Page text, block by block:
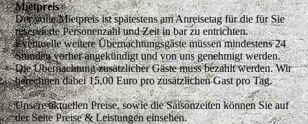
Mietpreis
Der volle Mietpreis ist spätestens am Anreisetag für die für Sie
reservierte Personenzahl und Zeit in bar zu entrichten.
Eventuelle weitere Übernachtungsgäste müssen mindestens 24
Stunden vorher angekündigt und von uns genehmigt werden.
Die Übernachtung zusätzlicher Gäste muss bezahlt werden. Wir
berechnen dabei 15,00 Euro pro zusätzlichen Gast pro Tag.
Unsere aktuellen Preise, sowie die Saisonzeiten können Sie auf
der Seite Preise & Leistungen einsehen.